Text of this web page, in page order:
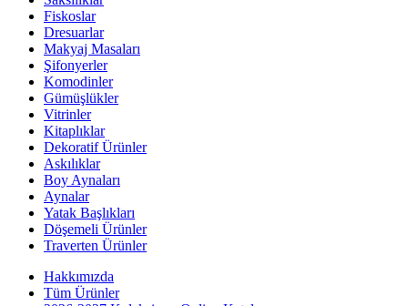
Fiskoslar
Dresuarlar
Makyaj Masaları
Şifonyerler
Komodinler
Gümüşlükler
Vitrinler
Kitaplıklar
Dekoratif Ürünler
Askılıklar
Boy Aynaları
Aynalar
Yatak Başlıkları
Döşemeli Ürünler
Traverten Ürünler
Hakkımızda
Tüm Ürünler